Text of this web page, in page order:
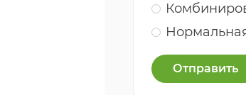
Отправить